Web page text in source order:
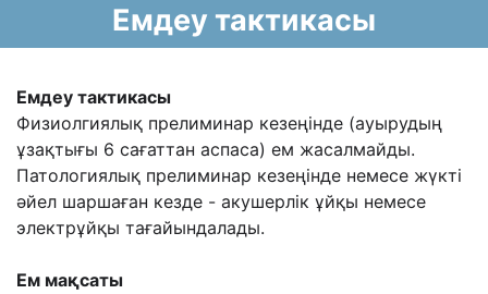
Емдеу тактикасы
Емдеу тактикасы
Физиолгиялық прелиминар кезеңінде (ауырудың
ұзақтығы 6 сағаттан аспаса) ем жасалмайды.
Патологиялық прелиминар кезеңінде немесе жүкті
әйел шаршаған кезде - акушерлік ұйқы немесе
электрұйқы тағайындалады.
Ем мақсаты